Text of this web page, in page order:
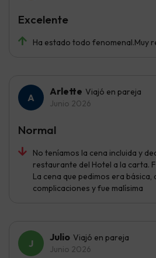
Ha estado todo fenomenal.Muy
Excelente
Arlette Viajó en pareja
Junio 2026
No teníamos la cena incluida y
restaurante del Hotel a la carta.
La cena que pedimos era básica,
complicaciones y fue malísima
Normal
Julio Viajó en pareja
Junio 2026